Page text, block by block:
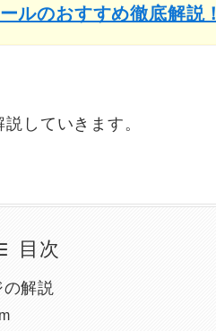
ルのおすすめ徹底解説！
していきます。
目次
解説